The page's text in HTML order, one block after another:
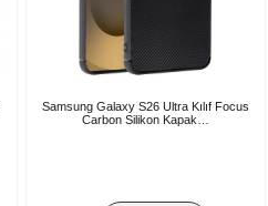
Samsung Galaxy S26 Ultra Kılıf Focus
Carbon Silikon Kapak…